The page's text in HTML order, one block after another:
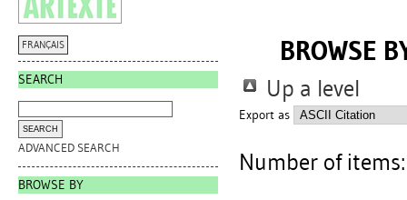
FRANÇAIS
SEARCH
ADVANCED SEARCH
BROWSE BY
BROWSE
Up a level
Export as
Number of